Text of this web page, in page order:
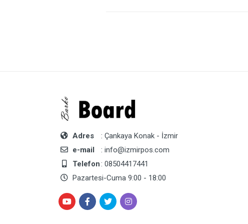
Adres
: Çankaya Konak - İzmir
e-mail
: info@izmirpos.com
Telefon: 08504417441
Pazartesi-Cuma 9:00 - 18:00